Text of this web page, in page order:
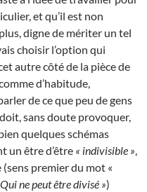
et qu’il est non
digne de mériter un tel
choisir l’option qui
autre côté de la pièce de
d’habitude,
de ce que peu de gens
sans doute provoquer,
bien quelques schémas
un être d’être « indivisible »
premier du mot «
ne peut être divisé »)